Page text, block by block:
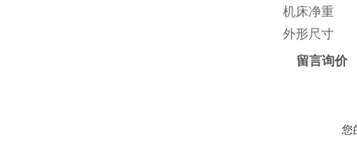
机床净重
外形尺寸
留言询价
您